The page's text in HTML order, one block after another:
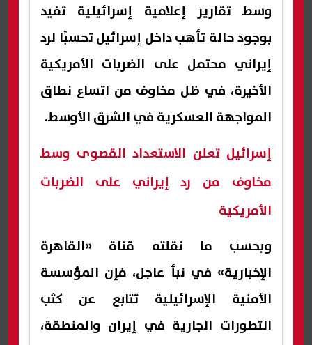
وسط تقارير إعلامية إسرائيلية تفيد
بوجود حالة تأهب داخل إسرائيل تحسبًا لرد
إيراني محتمل على الضربات الأمريكية
الأخيرة، في ظل مخاوف من اتساع نطاق
المواجهة العسكرية في الشرق الأوسط.
إسرائيل تعلن الاستعداد القصوى وسط
مخاوف من رد إيراني على الضربات
الأمريكية
وبحسب ما نقلته قناة «القاهرة
الإخبارية» في نبأ عاجل، فإن المؤسسة
الأمنية الإسرائيلية تتابع عن كثب
التطورات الجارية في إيران والمنطقة،